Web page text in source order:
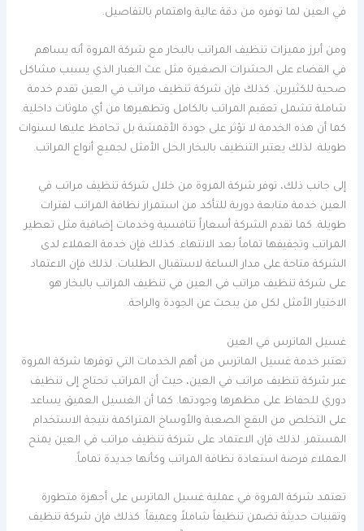
في العين لما توفره من دقة عالية واهتمام بالتفاصيل.
ومن أبرز مميزات تنظيف المراتب بالبخار مع شركة المروة أنه يساهم
في القضاء على الحشرات الصغيرة مثل عث الغبار الذي يسبب مشاكل
صحية للكثيرين. كذلك فإن شركة تنظيف مراتب في العين تقدم خدمة
شاملة تشمل تعقيم المراتب بالكامل وتطهيرها من أي ملوثات داخلية.
كما أن هذه الخدمة لا تؤثر على جودة الأقمشة بل تحافظ عليها لسنوات
طويلة. لذلك يعتبر التنظيف بالبخار الحل الأمثل لجميع أنواع المراتب.
إلى جانب ذلك، توفر شركة المروة من خلال شركة تنظيف مراتب في
العين خدمة متابعة دورية للتأكد من استمرار نظافة المراتب لفترات
طويلة. كما تقدم الشركة أسعاراً تنافسية وخدمات إضافية مثل تعطير
المراتب وتجفيفها تماماً بعد الانتهاء. كذلك فإن خدمة العملاء لدى
الشركة متاحة على مدار الساعة لاستقبال الطلبات. لذلك فإن الاعتماد
على شركة تنظيف مراتب في العين في تنظيف المراتب بالبخار هو
الاختيار الأمثل لكل من يبحث عن الجودة والراحة.
غسيل الماترس في العين
تعتبر خدمة غسيل الماترس من أهم الخدمات التي توفرها شركة المروة
عبر شركة تنظيف مراتب في العين، حيث أن المراتب تحتاج إلى تنظيف
دوري للحفاظ على مظهرها وجودتها. كما أن الغسيل العميق يساعد
على التخلص من البقع الصعبة والأوساخ المتراكمة نتيجة الاستخدام
المستمر. لذلك فإن الاعتماد على شركة تنظيف مراتب في العين يمنح
العملاء فرصة استعادة نظافة المراتب وكأنها جديدة تماماً.
تعتمد شركة المروة في عملية غسيل الماترس على أجهزة متطورة
وتقنيات حديثة تضمن تنظيفاً شاملاً وعميقاً. كذلك فإن شركة تنظيف